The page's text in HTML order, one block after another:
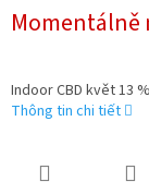
đo
Indoor CBD květ 13
Thông tin chi tiết